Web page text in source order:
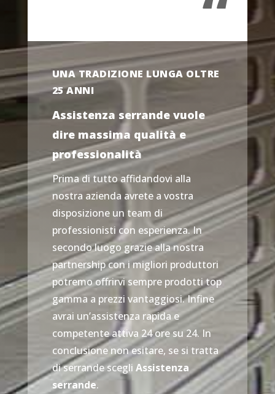
UNA TRADIZIONE LUNGA OLTRE
25 ANNI
Assistenza serrande vuole
dire massima qualità e
professionalità
Prima di tutto affidandovi alla
nostra azienda avrete a vostra
disposizione un team di
professionisti con esperienza. In
secondo luogo grazie alla nostra
partnership con i migliori produttori
potremo offrirvi sempre prodotti top
gamma a prezzi vantaggiosi. Infine
avrai un’assistenza rapida e
competente attiva 24 ore su 24. In
conclusione non esitare, se si tratta
di serrande scegli Assistenza
serrande.